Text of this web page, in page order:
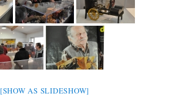
[SHOW AS SLIDESHOW]